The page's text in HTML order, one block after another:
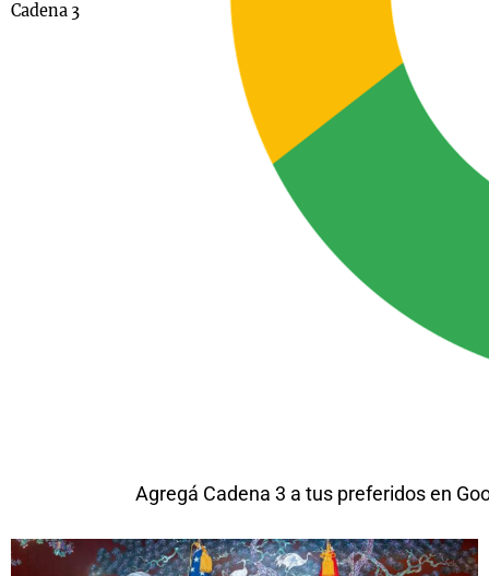
Cadena 3
Agregá Cadena 3 a tus preferidos en